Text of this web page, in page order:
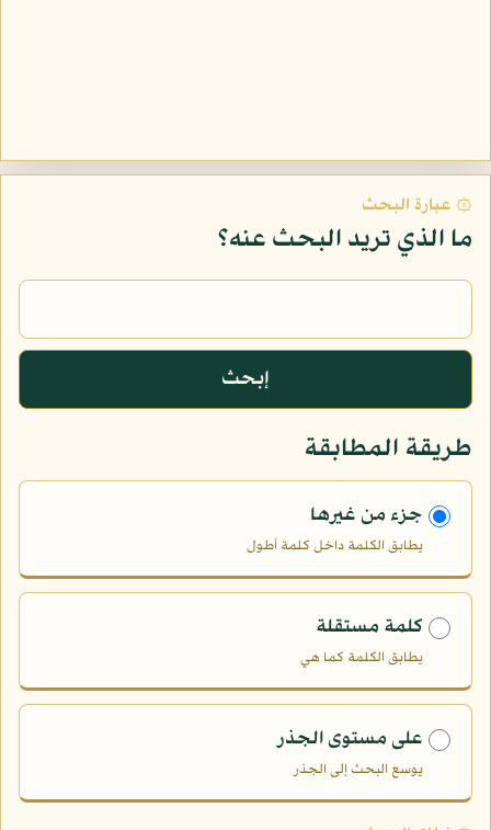
۞ عبارة البحث
ما الذي تريد البحث عنه؟
إبحث
طريقة المطابقة
جزء من غيرها
يطابق الكلمة داخل كلمة أطول
كلمة مستقلة
يطابق الكلمة كما هي
على مستوى الجذر
يوسع البحث إلى الجذر